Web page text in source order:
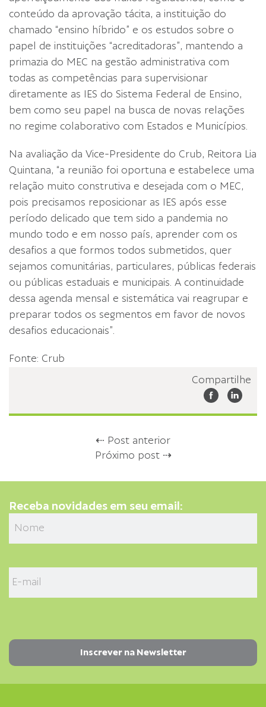
conteúdo da aprovação tácita, a instituição do
chamado “ensino híbrido” e os estudos sobre o
papel de instituições “acreditadoras”, mantendo a
primazia do MEC na gestão administrativa com
todas as competências para supervisionar
diretamente as IES do Sistema Federal de Ensino,
bem como seu papel na busca de novas relações
no regime colaborativo com Estados e Municípios.
Na avaliação da Vice-Presidente do Crub, Reitora Lia
Quintana, “a reunião foi oportuna e estabelece uma
relação muito construtiva e desejada com o MEC,
pois precisamos reposicionar as IES após esse
período delicado que tem sido a pandemia no
mundo todo e em nosso país, aprender com os
desafios a que formos todos submetidos, quer
sejamos comunitárias, particulares, públicas federais
ou públicas estaduais e municipais. A continuidade
dessa agenda mensal e sistemática vai reagrupar e
preparar todos os segmentos em favor de novos
desafios educacionais”.
Fonte: Crub
Compartilhe
⇠ Post anterior
Próximo post ⇢
Receba novidades em seu email: